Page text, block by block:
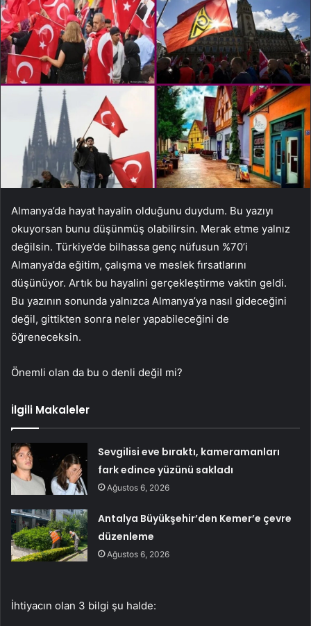
Almanya’da hayat hayalin olduğunu duydum. Bu yazıyı
okuyorsan bunu düşünmüş olabilirsin. Merak etme yalnız
değilsin. Türkiye’de bilhassa genç nüfusun %70’i
Almanya’da eğitim, çalışma ve meslek fırsatlarını
düşünüyor. Artık bu hayalini gerçekleştirme vaktin geldi.
Bu yazının sonunda yalnızca Almanya’ya nasıl gideceğini
değil, gittikten sonra neler yapabileceğini de
öğreneceksin.
Önemli olan da bu o denli değil mi?
İlgili Makaleler
Sevgilisi eve bıraktı, kameramanları
fark edince yüzünü sakladı
Ağustos 6, 2026
Antalya Büyükşehir’den Kemer’e çevre
düzenleme
Ağustos 6, 2026
İhtiyacın olan 3 bilgi şu halde: